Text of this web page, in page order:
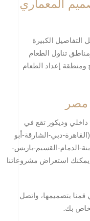
المعماري
التفاصيل الكبيرة
تناول الطعام
ومنطقة إعداد الطعام
وديكور تقع في
دبي-الشارقة-أبو
الدمام-القسيم-باريس-
يمكنك استعراض مشروعاتنا
بتصميمها، واتصل
بك.